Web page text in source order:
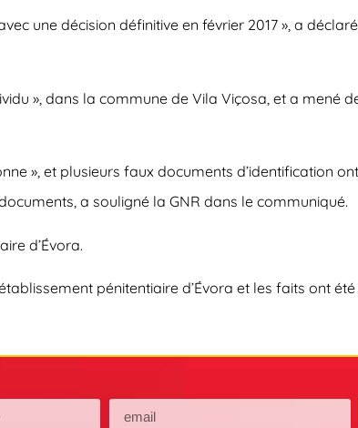
une décision définitive en février 2017 », a
», dans la commune de Vila Viçosa, et a mené
», et plusieurs faux documents d’identification
a souligné la GNR dans le communiqué.
d’Évora.
pénitentiaire d’Évora et les faits ont